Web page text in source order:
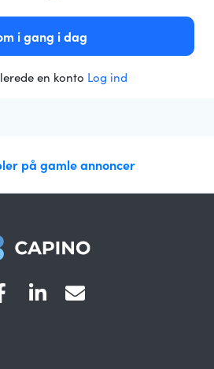
i gang i dag
en konto Log ind
på gamle annoncer